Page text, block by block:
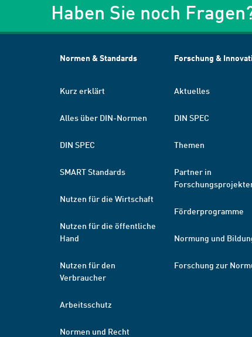
Haben Sie noch
Normen & Standards
Kurz erklärt
Alles über DIN-Normen
DIN SPEC
SMART Standards
Nutzen für die Wirtschaft
Nutzen für die öffentliche
Hand
Nutzen für den
Verbraucher
Arbeitsschutz
Normen und Recht
Forschung &
Aktuelles
DIN SPEC
Themen
Partner in
Förderprogramme
Normung und
Forschung zur